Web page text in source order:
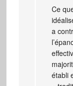
Ce
a
établi